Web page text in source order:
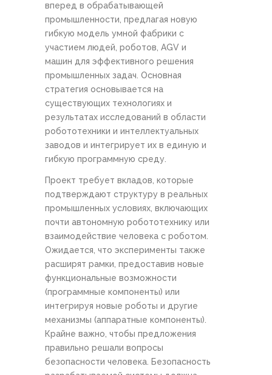
вперед в обрабатывающей
промышленности, предлагая новую
гибкую модель умной фабрики с
участием людей, роботов, AGV и
машин для эффективного решения
промышленных задач. Основная
стратегия основывается на
существующих технологиях и
результатах исследований в области
робототехники и интеллектуальных
заводов и интегрирует их в единую и
гибкую программную среду.
Проект требует вкладов, которые
подтверждают структуру в реальных
промышленных условиях, включающих
почти автономную робототехнику или
взаимодействие человека с роботом.
Ожидается, что эксперименты также
расширят рамки, предоставив новые
функциональные возможности
(программные компоненты) или
интегрируя новые роботы и другие
механизмы (аппаратные компоненты).
Крайне важно, чтобы предложения
правильно решали вопросы
безопасности человека. Безопасность